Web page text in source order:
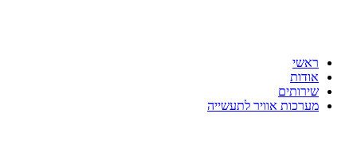
ראשי
אודות
שירותים
מערכות אוויר לתעשייה